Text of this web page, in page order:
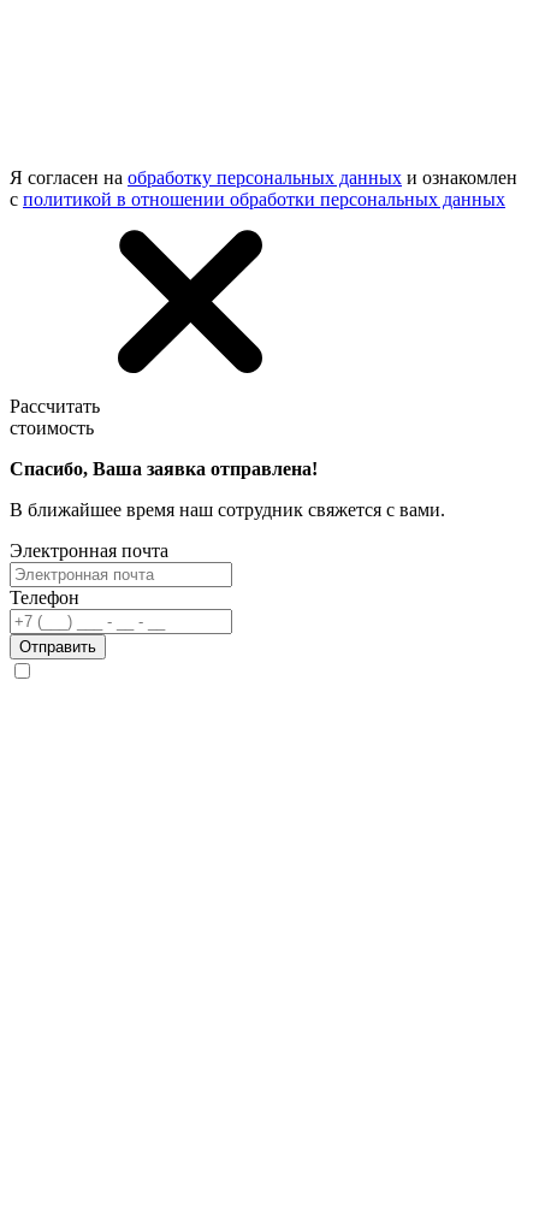
Я согласен на обработку персональных данных и ознакомлен
с политикой в отношении обработки персональных данных
Рассчитать
стоимость
Спасибо, Ваша заявка отправлена!
В ближайшее время наш сотрудник свяжется с вами.
Электронная почта
Телефон
Отправить